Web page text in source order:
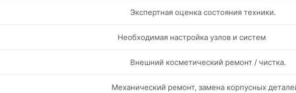
Экспертная оценка состояния техники.
Необходимая настройка узлов и систем
Внешний косметический ремонт / чистка.
Механический ремонт, замена корпусных